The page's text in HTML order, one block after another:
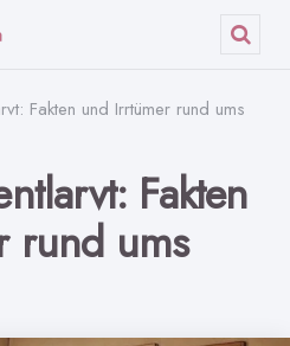
Fakten und Irrtümer rund ums
Fakten
rund ums